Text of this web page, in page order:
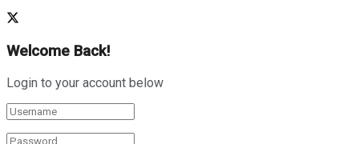
Welcome Back!
Login to your account below